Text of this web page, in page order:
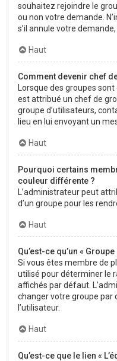
souhaitez rejoindre le
ou non votre demande.
s’il annule votre
Haut
Comment devenir chef
Lorsque des groupes
est attribué un chef de
groupe d’utilisateurs,
lieu en lui envoyant un
Haut
Pourquoi certains
couleur différente ?
L’administrateur peut
d’un groupe pour les
Haut
Qu’est-ce qu’un «
Si vous êtes membre de
utilisé pour déterminer le
affichés par défaut.
changer votre groupe par
l’utilisateur.
Haut
Qu’est-ce que le lien «